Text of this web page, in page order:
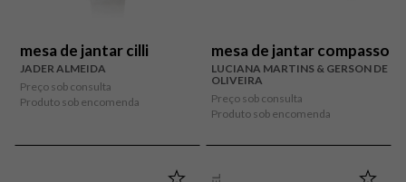
mesa de jantar cilli
JADER ALMEIDA
Preço sob consulta
Produto sob encomenda
mesa de jantar compasso
LUCIANA MARTINS & GERSON DE
OLIVEIRA
Preço sob consulta
Produto sob encomenda